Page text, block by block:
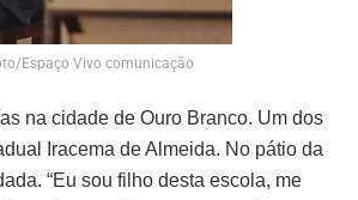
Espaço Vivo comunicação
na cidade de Ouro Branco. Um dos
Iracema de Almeida. No pátio da
“Eu sou filho desta escola, me